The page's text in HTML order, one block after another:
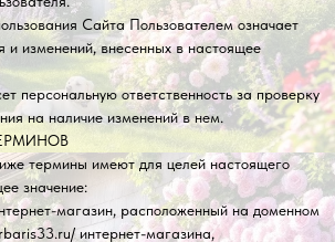
расположенный на доменном
интернет-магазина,
посредством Интернет-
содержащий информацию о
осуществить выбор, заказ и (или)
магазина – уполномоченные
действующие от ИП Мочалова
магазина (далее -
доступ к Сайту, посредством сети
магазина (далее – Содержание)